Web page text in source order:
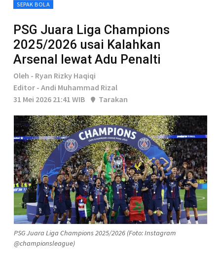
SEPAK BOLA
PSG Juara Liga Champions
2025/2026 usai Kalahkan
Arsenal lewat Adu Penalti
Oleh - Ryan Rizky Haqiqi
Editor - Andi Muhammad Rizal
31 Mei 2026 21:41 WIB
Tarakan
PSG Juara Liga Champions 2025/2026 (Foto: Instagram
@championsleague)